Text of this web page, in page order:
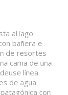
al lago
bañera e
de resortes
cama de una
línea
de agua
con